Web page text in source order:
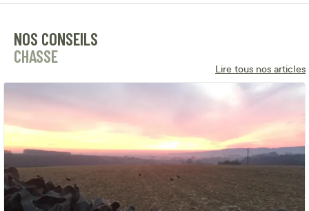
NOS CONSEILS
CHASSE
Lire tous nos articles